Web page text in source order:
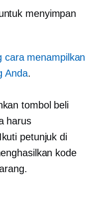
menyimpan
cara menampilkan
Anda.
tombol beli
harus
petunjuk di
kode